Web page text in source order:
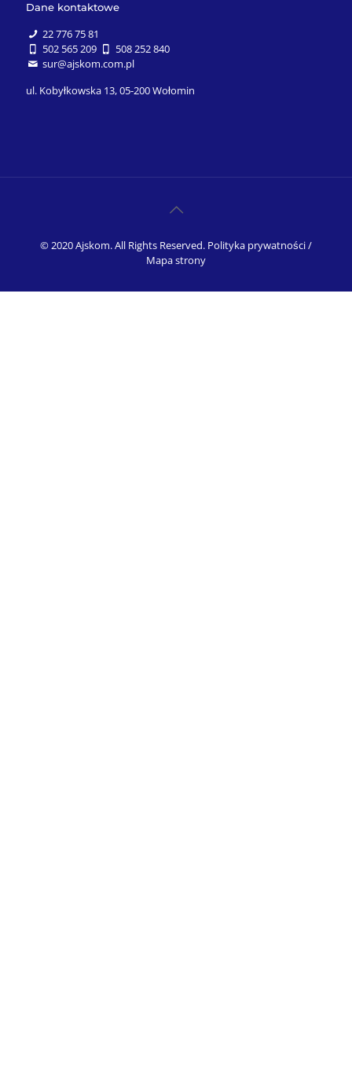
Dane kontaktowe
22 776 75 81
502 565 209
508 252 840
sur@ajskom.com.pl
ul. Kobyłkowska 13, 05-200 Wołomin
© 2020 Ajskom. All Rights Reserved. Polityka prywatności/
Mapa strony